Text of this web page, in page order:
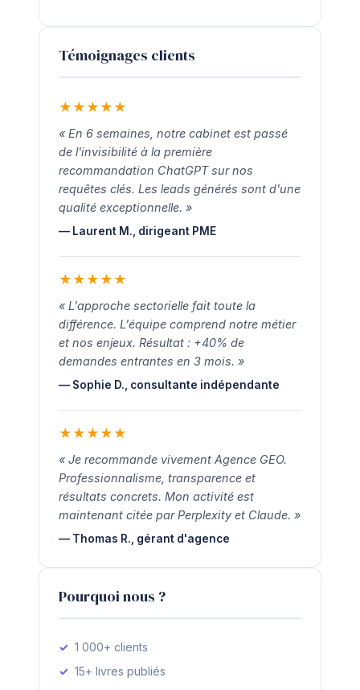
Témoignages clients
★ ★ ★ ★ ★
« En 6 semaines, notre cabinet est passé
de l'invisibilité à la première
recommandation ChatGPT sur nos
requêtes clés. Les leads générés sont d'une
qualité exceptionnelle. »
— Laurent M., dirigeant PME
★ ★ ★ ★ ★
« L'approche sectorielle fait toute la
différence. L'équipe comprend notre métier
et nos enjeux. Résultat : +40% de
demandes entrantes en 3 mois. »
— Sophie D., consultante indépendante
★ ★ ★ ★ ★
« Je recommande vivement Agence GEO.
Professionnalisme, transparence et
résultats concrets. Mon activité est
maintenant citée par Perplexity et Claude. »
— Thomas R., gérant d'agence
Pourquoi nous ?
1 000+ clients
15+ livres publiés